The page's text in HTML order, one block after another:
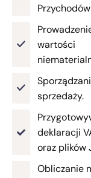
wartości
sprzedaży.
deklaracji
oraz plików
Obliczanie